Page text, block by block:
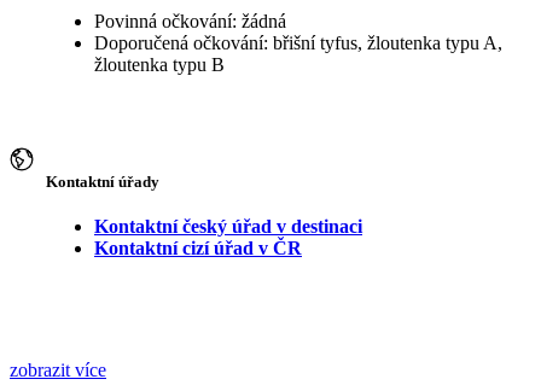
Povinná očkování: žádná
Doporučená očkování: břišní tyfus, žloutenka typu A,
žloutenka typu B
Kontaktní úřady
Kontaktní český úřad v destinaci
Kontaktní cizí úřad v ČR
zobrazit více